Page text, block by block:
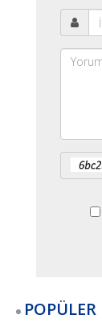
POPÜLER